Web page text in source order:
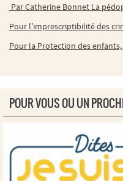
Par Catherine Bonnet La
Pour l’imprescriptibilité des
Pour la Protection des
POUR VOUS OU UN